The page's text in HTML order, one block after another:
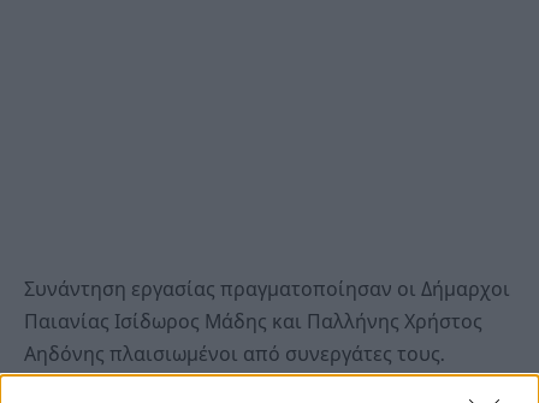
Συνάντηση εργασίας πραγματοποίησαν οι Δήμαρχοι
Παιανίας Ισίδωρος Μάδης και Παλλήνης Χρήστος
Αηδόνης πλαισιωμένοι από συνεργάτες τους.